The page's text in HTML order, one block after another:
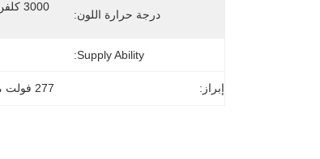
درجة حرارة اللون:
Supply Ability:
إبراز: 277 فولت مصباح LED الخليج